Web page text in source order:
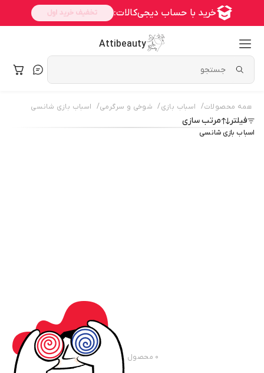
Attibeauty
همه محصولات/ اسباب بازی/ شوخی و سرگرمی/ اسباب بازی شانسی
فیلتر مرتب سازی
اسباب بازی شانسی
۰ محصول